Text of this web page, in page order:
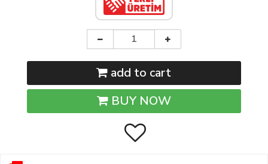
add to cart
BUY NOW